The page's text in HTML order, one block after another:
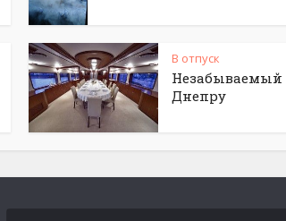
В отпуск
Незабываемый
Днепру